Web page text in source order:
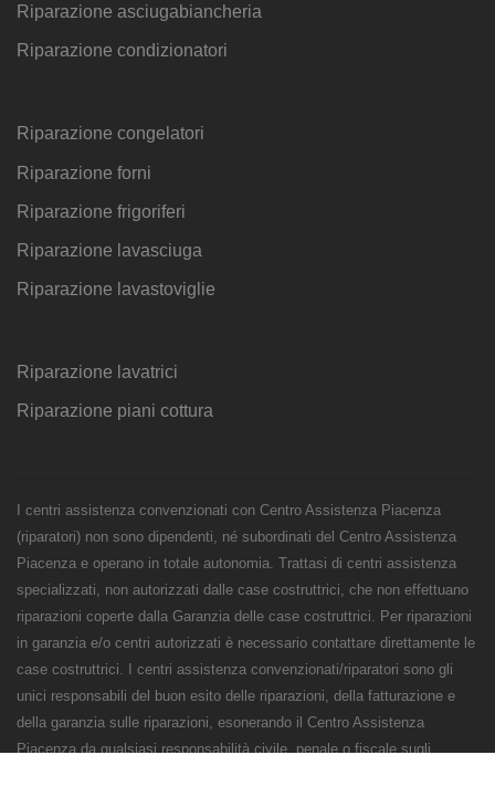
Riparazione asciugabiancheria
Riparazione condizionatori
Riparazione congelatori
Riparazione forni
Riparazione frigoriferi
Riparazione lavasciuga
Riparazione lavastoviglie
Riparazione lavatrici
Riparazione piani cottura
I centri assistenza convenzionati con Centro Assistenza Piacenza
(riparatori) non sono dipendenti, né subordinati del Centro Assistenza
Piacenza e operano in totale autonomia. Trattasi di centri assistenza
specializzati, non autorizzati dalle case costruttrici, che non effettuano
riparazioni coperte dalla Garanzia delle case costruttrici. Per riparazioni
in garanzia e/o centri autorizzati è necessario contattare direttamente le
case costruttrici. I centri assistenza convenzionati/riparatori sono gli
unici responsabili del buon esito delle riparazioni, della fatturazione e
della garanzia sulle riparazioni, esonerando il Centro Assistenza
Piacenza da qualsiasi responsabilità civile, penale o fiscale sugli